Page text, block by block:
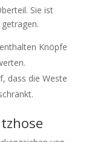
Sie ist
Knöpfe
dass die Weste